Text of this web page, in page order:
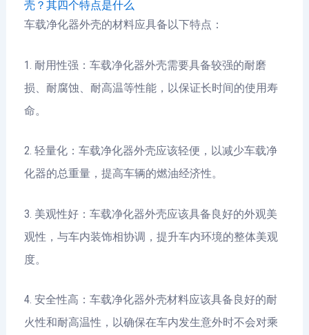
壳？其四个特点是什么
车载净化器外壳的材料应具备以下特点：
1. 耐用性强：车载净化器外壳需要具备较强的耐磨
损、耐腐蚀、耐高温等性能，以保证长时间的使用寿
命。
2. 轻量化：车载净化器外壳应该轻便，以减少车载净
化器的总重量，提高车辆的燃油经济性。
3. 美观性好：车载净化器外壳应该具备良好的外观美
观性，与车内装饰相协调，提升车内环境的整体美观
度。
4. 安全性高：车载净化器外壳材料应该具备良好的耐
火性和耐高温性，以确保在车内发生意外时不会对乘